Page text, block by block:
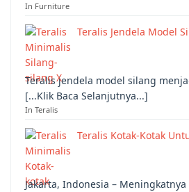
In Furniture
Teralis Jendela Model
Teralis jendela model silang
[...Klik Baca Selanjutnya...]
In Teralis
Teralis Kotak-Kotak
Jakarta, Indonesia –